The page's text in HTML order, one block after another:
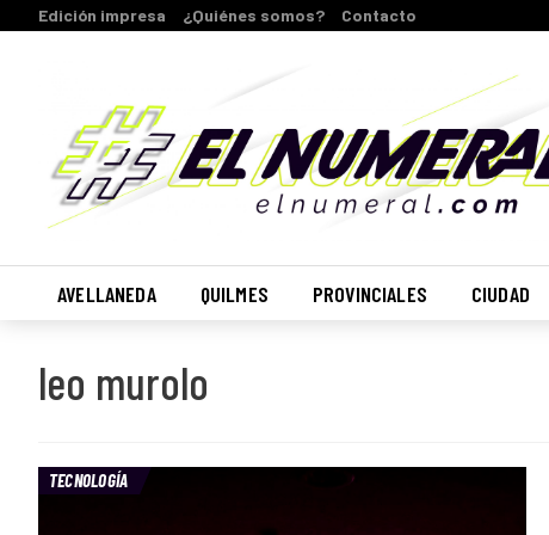
Edición impresa ¿Quiénes somos? Contacto
AVELLANEDA QUILMES PROVINCIALES CIUDAD
leo murolo
TECNOLOGÍA